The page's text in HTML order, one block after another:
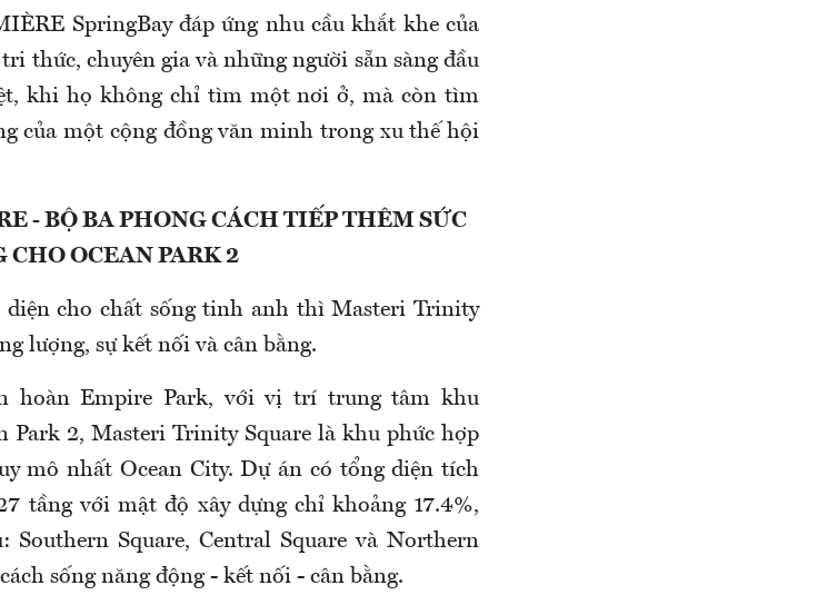
SpringBay đáp ứng nhu cầu khắt khe của
thức, chuyên gia và những người sẵn sàng đầu
khi họ không chỉ tìm một nơi ở, mà còn tìm
của một cộng đồng văn minh trong xu thế hội
- BỘ BA PHONG CÁCH TIẾP THÊM SỨC
CHO OCEAN PARK 2
diện cho chất sống tinh anh thì Masteri Trinity
lượng, sự kết nối và cân bằng.
hoàn Empire Park, với vị trí trung tâm khu
Park 2, Masteri Trinity Square là khu phức hợp
mô nhất Ocean City. Dự án có tổng diện tích
tầng với mật độ xây dựng chỉ khoảng 17.4%,
Square, Central Square và Northern
sống năng động - kết nối - cân bằng.